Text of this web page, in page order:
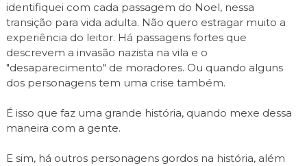
identifiquei com cada passagem do Noel, nessa
transição para vida adulta. Não quero estragar muito a
experiência do leitor. Há passagens fortes que
descrevem a invasão nazista na vila e o
"desaparecimento" de moradores. Ou quando alguns
dos personagens tem uma crise também.
É isso que faz uma grande história, quando mexe dessa
maneira com a gente.
E sim, há outros personagens gordos na história, além